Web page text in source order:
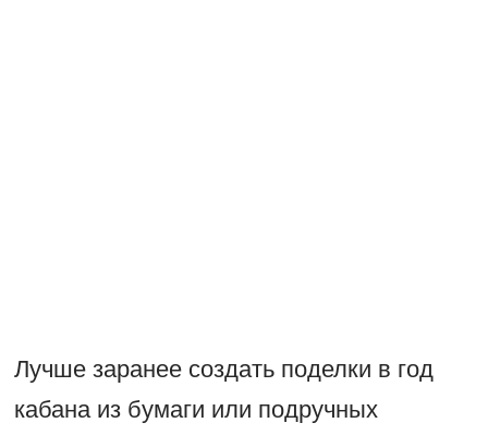
Лучше заранее создать поделки в год
кабана из бумаги или подручных